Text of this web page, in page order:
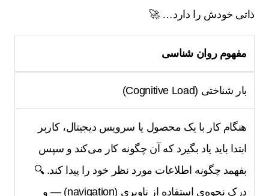
ذاتی خودش را دارد… 🚀
مفهوم روان شناسی
بار شناختی (Cognitive Load)
هنگام کار با یک محصول یا سرویس دیجیتال، کاربر
ابتدا باید یاد بگیرد که آن چگونه کار می‌کند و سپس
بفهمد چگونه اطلاعات مورد نظر خود را پیدا کند. 🔍
درک نحوه‌ی استفاده از ناوبری (navigation) — و